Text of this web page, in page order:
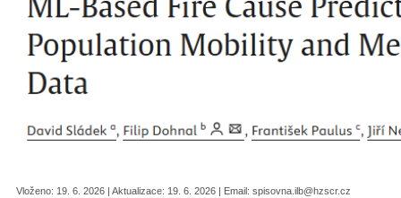
Vloženo: 19. 6. 2026 | Aktualizace: 19. 6. 2026 | Email: spisovna.ilb@hzscr.cz